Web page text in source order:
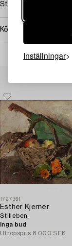
Inställningar
Stockholm, 1950.
Köpinformation
1727361
Esther Kjerner
Stilleben.
Inga bud
Utropspris 8 000 SEK